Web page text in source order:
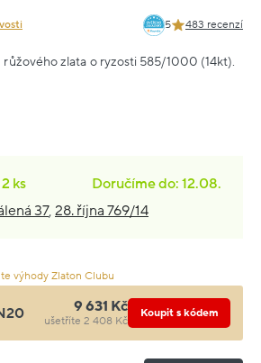
5 483 recenzí
růžového zlata o ryzosti 585/1000 (14kt).
ks
Doručíme do: 12.08.
37, 28. října 769/14
výhody Zlaton Clubu
9 631 Kč
ušetříte 2 408 Kč
Koupit s kódem